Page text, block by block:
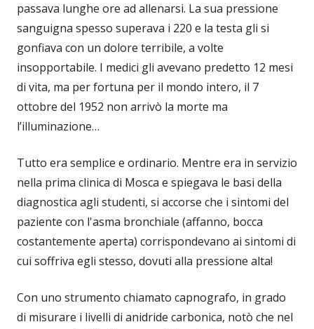
passava lunghe ore ad allenarsi. La sua pressione
sanguigna spesso superava i 220 e la testa gli si
gonfiava con un dolore terribile, a volte
insopportabile. I medici gli avevano predetto 12 mesi
di vita, ma per fortuna per il mondo intero, il 7
ottobre del 1952 non arrivò la morte ma
l’illuminazione…
Tutto era semplice e ordinario. Mentre era in servizio
nella prima clinica di Mosca e spiegava le basi della
diagnostica agli studenti, si accorse che i sintomi del
paziente con l'asma bronchiale (affanno, bocca
costantemente aperta) corrispondevano ai sintomi di
cui soffriva egli stesso, dovuti alla pressione alta!
Con uno strumento chiamato capnografo, in grado
di misurare i livelli di anidride carbonica, notò che nel